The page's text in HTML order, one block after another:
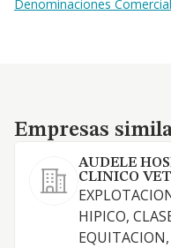
Denominaciones
Empresas similares
Empresas
AUDELE
CLINICO
HIPICO,